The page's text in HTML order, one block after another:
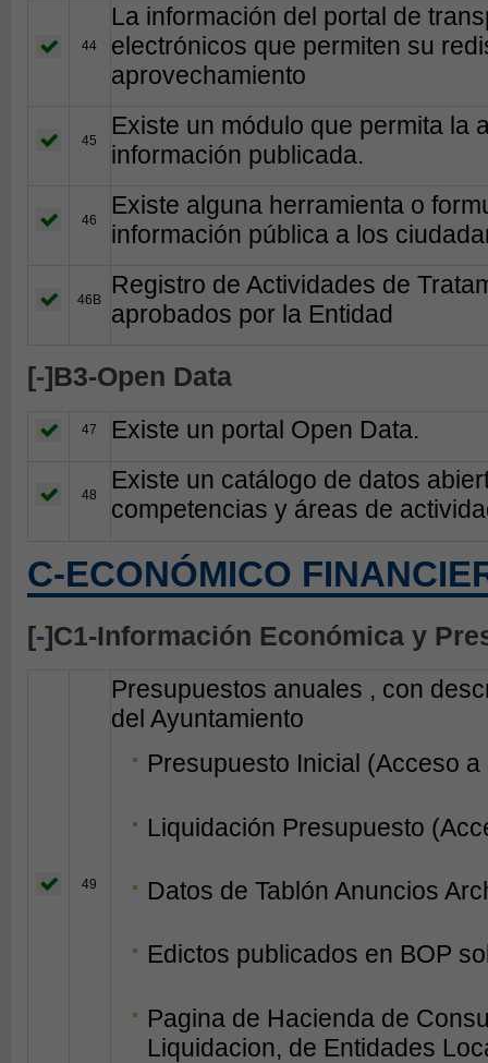
44
La información del portal de
electrónicos que permiten su
aprovechamiento
45
Existe un módulo que permita la
información publicada.
46
Existe alguna herramienta o
información pública a los
46B
Registro de Actividades de
aprobados por la Entidad
[-]B3-Open Data
47 Existe un portal Open Data.
48
Existe un catálogo de datos
competencias y áreas de
C-ECONÓMICO
[-]C1-Información Económica y
49
Presupuestos anuales , con
del Ayuntamiento
Presupuesto Inicial (Acceso
Liquidación Presupuesto
Datos de Tablón Anuncios
Edictos publicados en BOP
Pagina de Hacienda de
Liquidacion, de Entidades